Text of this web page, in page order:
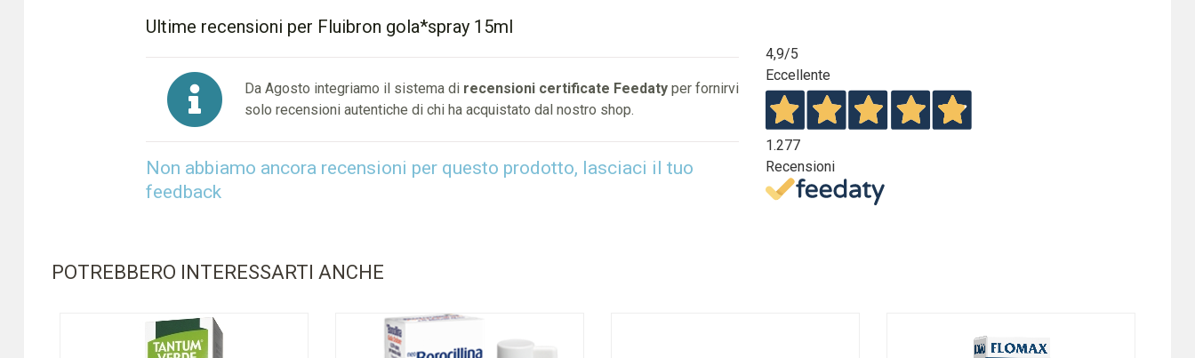
Ultime recensioni per Fluibron gola*spray 15ml
Da Agosto integriamo il sistema di recensioni certificate Feedatyper fornirvi
solo recensioni autentiche di chi ha acquistato dal nostro shop.
Non abbiamo ancora recensioni per questo prodotto, lasciaci il tuo
feedback
4,9/5
Eccellente
1.277
Recensioni
POTREBBERO INTERESSARTI ANCHE